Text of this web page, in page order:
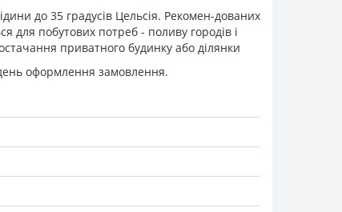
до 35 градусів Цельсія. Рекомен-дованих
для побутових потреб - поливу городів і
приватного будинку або ділянки
оформлення замовлення.